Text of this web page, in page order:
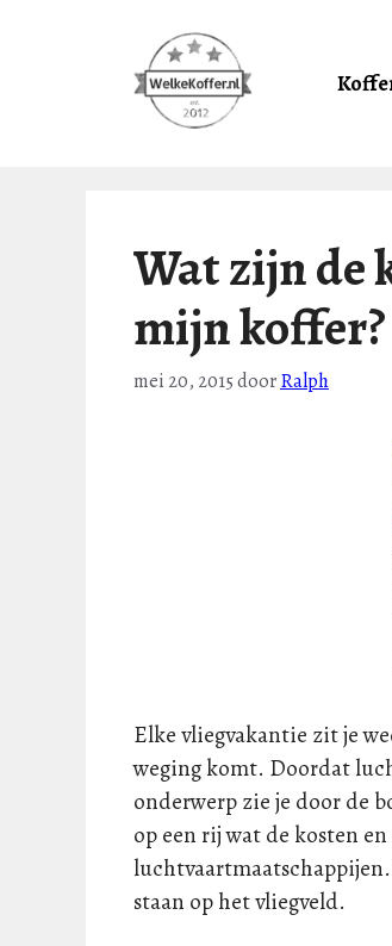
Wat zijn de
mijn koffer?
mei 20, 2015doorRalph
Elke vliegvakantie zit je
weging komt. Doordat
onderwerp zie je door de
op een rij wat de kosten
staan op het vliegveld.